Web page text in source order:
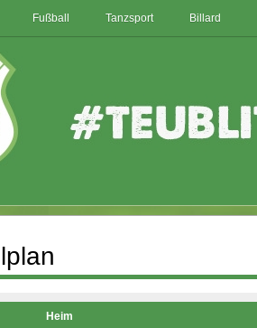
Fußball Tanzsport Billard
Heim